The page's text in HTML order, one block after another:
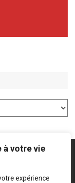
à votre vie
expérience